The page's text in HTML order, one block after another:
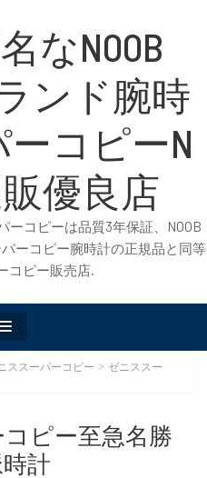
なNOOB
ランド腕時
コピーN
優良店
コピーは品質3年保証、NOOB
ーコピー腕時計の正規品と同等
コピー販売店.
ススーパーコピー > ゼニススー
ピー至急名勝
計